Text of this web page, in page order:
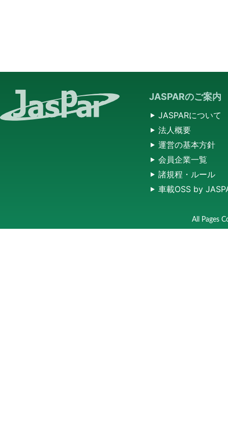
JASPARのご案内
JASPARについて
法人概要
運営の基本方針
会員企業一覧
諸規程・ルール
車載OSS by
All Pages